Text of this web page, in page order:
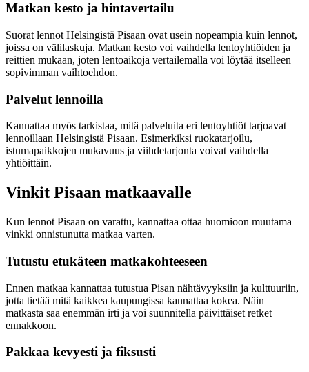
Matkan kesto ja hintavertailu
Suorat lennot Helsingistä Pisaan ovat usein nopeampia kuin lennot,
joissa on välilaskuja. Matkan kesto voi vaihdella lentoyhtiöiden ja
reittien mukaan, joten lentoaikoja vertailemalla voi löytää itselleen
sopivimman vaihtoehdon.
Palvelut lennoilla
Kannattaa myös tarkistaa, mitä palveluita eri lentoyhtiöt tarjoavat
lennoillaan Helsingistä Pisaan. Esimerkiksi ruokatarjoilu,
istumapaikkojen mukavuus ja viihdetarjonta voivat vaihdella
yhtiöittäin.
Vinkit Pisaan matkaavalle
Kun lennot Pisaan on varattu, kannattaa ottaa huomioon muutama
vinkki onnistunutta matkaa varten.
Tutustu etukäteen matkakohteeseen
Ennen matkaa kannattaa tutustua Pisan nähtävyyksiin ja kulttuuriin,
jotta tietää mitä kaikkea kaupungissa kannattaa kokea. Näin
matkasta saa enemmän irti ja voi suunnitella päivittäiset retket
ennakkoon.
Pakkaa kevyesti ja fiksusti